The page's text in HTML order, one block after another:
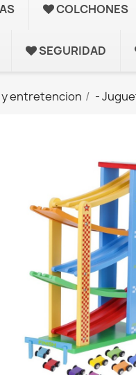
COLCHONES
SEGURIDAD
entretencion -